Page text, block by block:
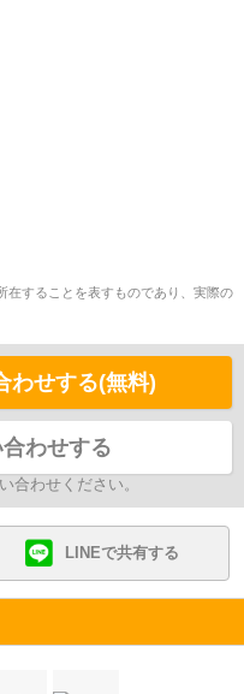
することを表すものであり、実際の
わせする(無料)
わせする
合わせください。
LINEで共有する